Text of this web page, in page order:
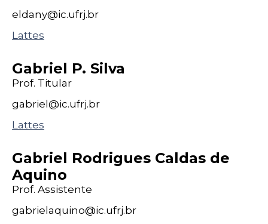
eldany@ic.ufrj.br
Lattes
Gabriel P. Silva
Prof. Titular
gabriel@ic.ufrj.br
Lattes
Gabriel Rodrigues Caldas de
Aquino
Prof. Assistente
gabrielaquino@ic.ufrj.br